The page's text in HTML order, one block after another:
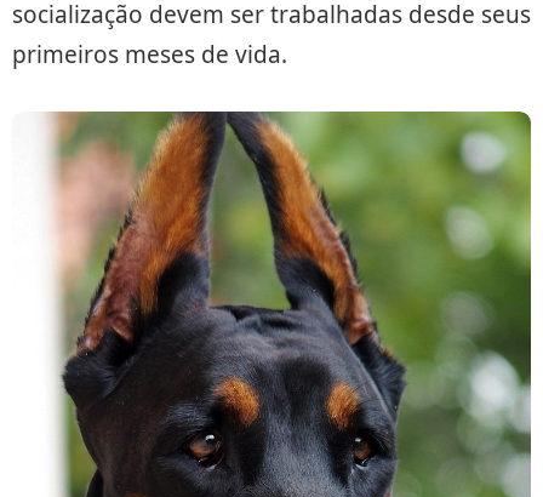
socialização devem ser trabalhadas desde seus
primeiros meses de vida.